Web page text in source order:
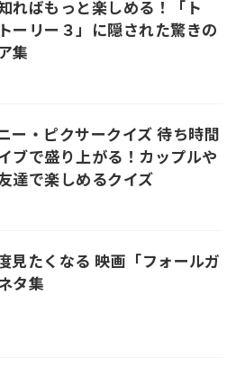
ればもっと楽しめる！「ト
ーリー３」に隠された驚きの
集
ー・ピクサークイズ 待ち時間
ブで盛り上がる！カップルや
達で楽しめるクイズ
見たくなる 映画「フォールガ
タ集